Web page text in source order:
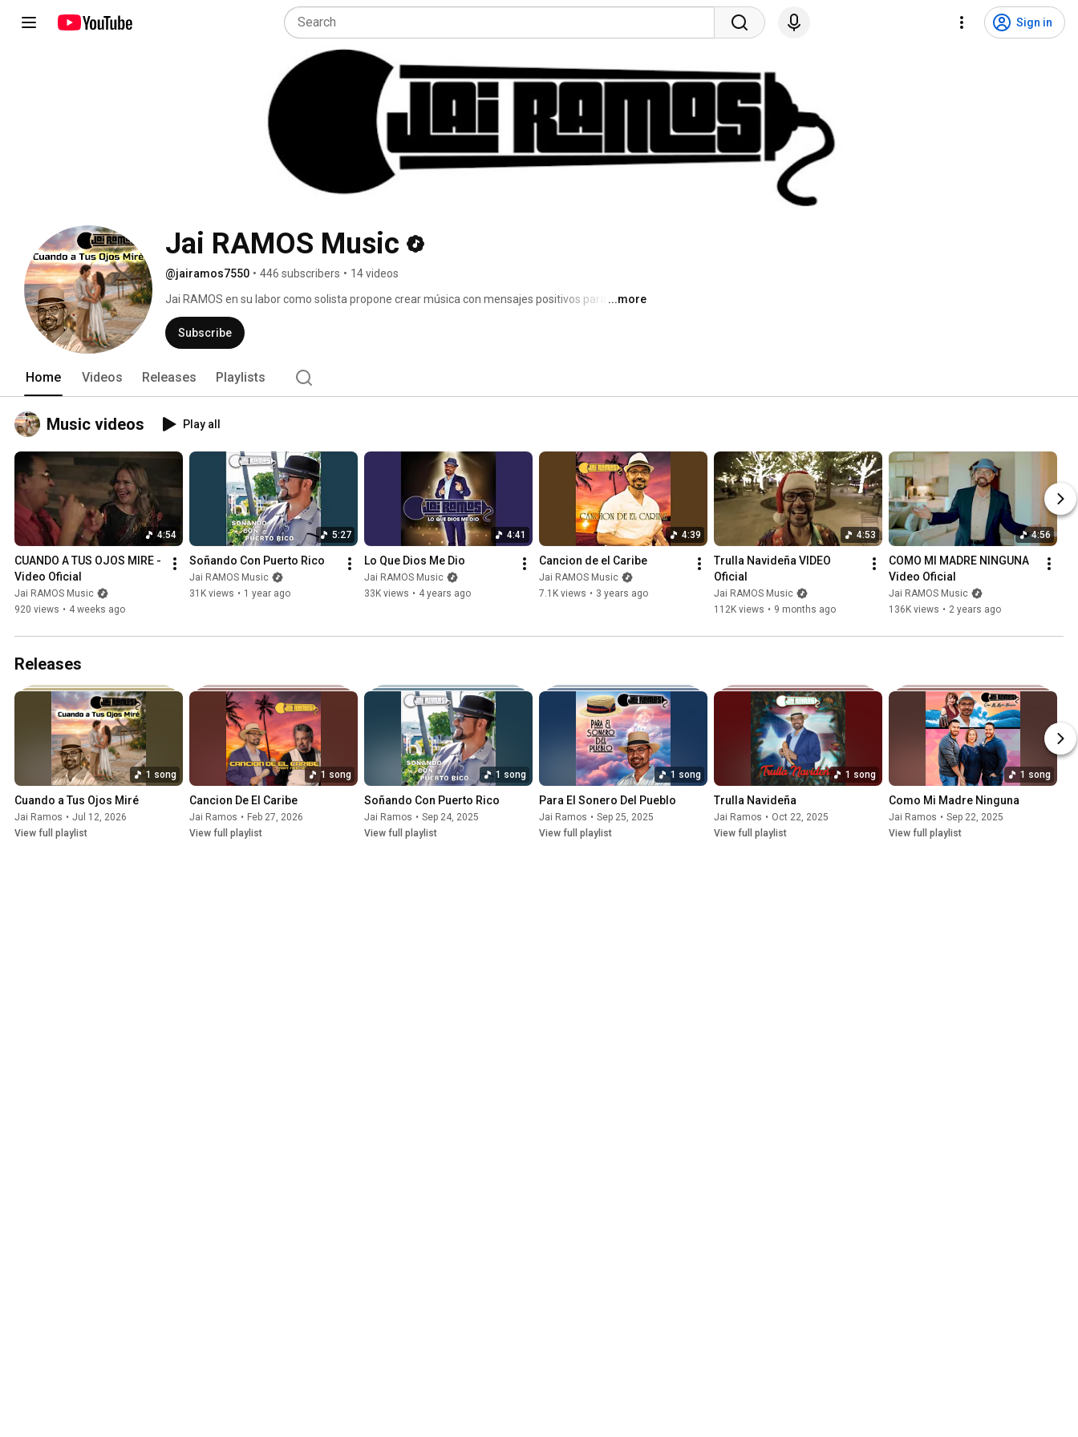
Sign in
Jai RAMOS Music
@jairamos7550 • 446 subscribers • 14 videos
Jai RAMOS en su labor como solista propone crear música con mensajes positivos para
promover el amor y la superación personal sirviendo de puente entre las diferentes culturas
hispanas y así fomentar la evaluación interna hacia el crecimiento espiritual para una relación
más cercana con EL CREADOR.
...more
Subscribe
Home Videos Releases Playlists
Music videos Play all
4:54
CUANDO A TUS OJOS MIRE -
Jai RAMOS Music
920 views • 4 weeks ago
5:27
Soñando Con Puerto Rico
Jai RAMOS Music
31K views • 1 year ago
4:41
Lo Que Dios Me Dio
Jai RAMOS Music
33K views • 4 years ago
4:39
Cancion de el Caribe
Jai RAMOS Music
7.1K views • 3 years ago
4:53
Trulla Navideña VIDEO
Oficial
Jai RAMOS Music
112K views • 9 months ago
4:56
COMO MI MADRE NINGUNA
Video Oficial
Jai RAMOS Music
136K views • 2 years ago
Releases
1 song
Cuando a Tus Ojos Miré
Jai Ramos • Jul 12, 2026
View full playlist
1 song
Cancion De El Caribe
Jai Ramos • Feb 27, 2026
View full playlist
1 song
Soñando Con Puerto Rico
Jai Ramos • Sep 24, 2025
View full playlist
1 song
Para El Sonero Del Pueblo
Jai Ramos • Sep 25, 2025
View full playlist
1 song
Trulla Navideña
Jai Ramos • Oct 22, 2025
View full playlist
1 song
Como Mi Madre Ninguna
Jai Ramos • Sep 22, 2025
View full playlist